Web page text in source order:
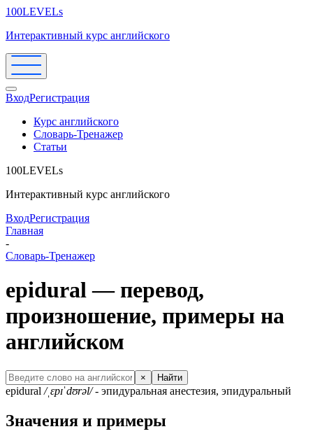
100LEVELs
Интерактивный курс английского
ВходРегистрация
Курс английского
Словарь-Тренажер
Статьи
100LEVELs
Интерактивный курс английского
ВходРегистрация
Главная
-
Словарь-Тренажер
epidural — перевод,
произношение, примеры на
английском
× Найти
epidural /ˌɛpɪˈdʊrəl/- эпидуральная анестезия, эпидуральный
Значения и примеры